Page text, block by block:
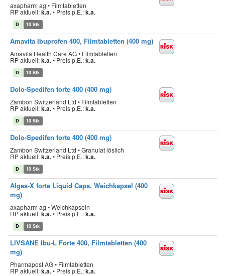
axapharm ag • Filmtabletten
RP aktuell:k.a.• Preis p.E.:k.a.
D 10 Stk
Amavita Ibuprofen 400, Filmtabletten (400 mg)
Amavita Health Care AG • Filmtabletten
RP aktuell:k.a.• Preis p.E.:k.a.
D 10 Stk
Dolo-Spedifen forte 400 (400 mg)
Zambon Switzerland Ltd • Filmtabletten
RP aktuell:k.a.• Preis p.E.:k.a.
D 10 Stk
Dolo-Spedifen forte 400 (400 mg)
Zambon Switzerland Ltd • Granulat löslich
RP aktuell:k.a.• Preis p.E.:k.a.
D 10 Stk
Alges-X forte Liquid Caps, Weichkapsel (400
mg)
axapharm ag • Weichkapseln
RP aktuell:k.a.• Preis p.E.:k.a.
D 10 Stk
LIVSANE Ibu-L Forte 400, Filmtabletten (400
mg)
Pharmapost AG • Filmtabletten
RP aktuell:k.a.• Preis p.E.:k.a.